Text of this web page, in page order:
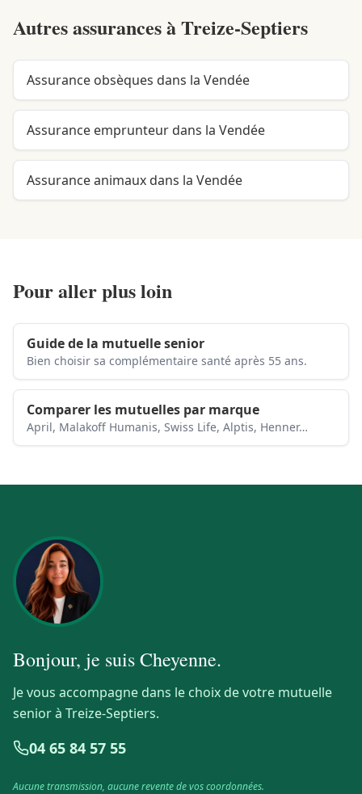
Autres assurances àTreize-Septiers
Assurance obsèques dans la Vendée
Assurance emprunteur dans la Vendée
Assurance animaux dans la Vendée
Pour aller plus loin
Guide de la mutuelle senior
Bien choisir sa complémentaire santé après 55 ans.
Comparer les mutuelles par marque
April, Malakoff Humanis, Swiss Life, Alptis, Henner…
Bonjour, je suisCheyenne.
Je vous accompagne dans le choix de votre mutuelle
senior à Treize-Septiers.
04 65 84 57 55
Aucune transmission, aucune revente de vos coordonnées.